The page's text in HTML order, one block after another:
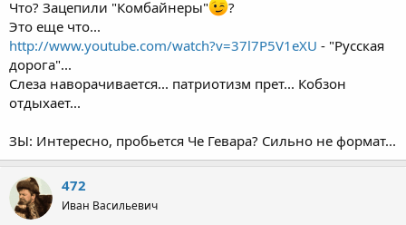
Что? Зацепили "Комбайнеры"
?
Это еще что...
http://www.youtube.com/watch?v=37l7P5V1eXU - "Русская
дорога"...
Слеза наворачивается... патриотизм прет... Кобзон
отдыхает...
ЗЫ: Интересно, пробьется Че Гевара? Сильно не формат...
472
Иван Васильевич